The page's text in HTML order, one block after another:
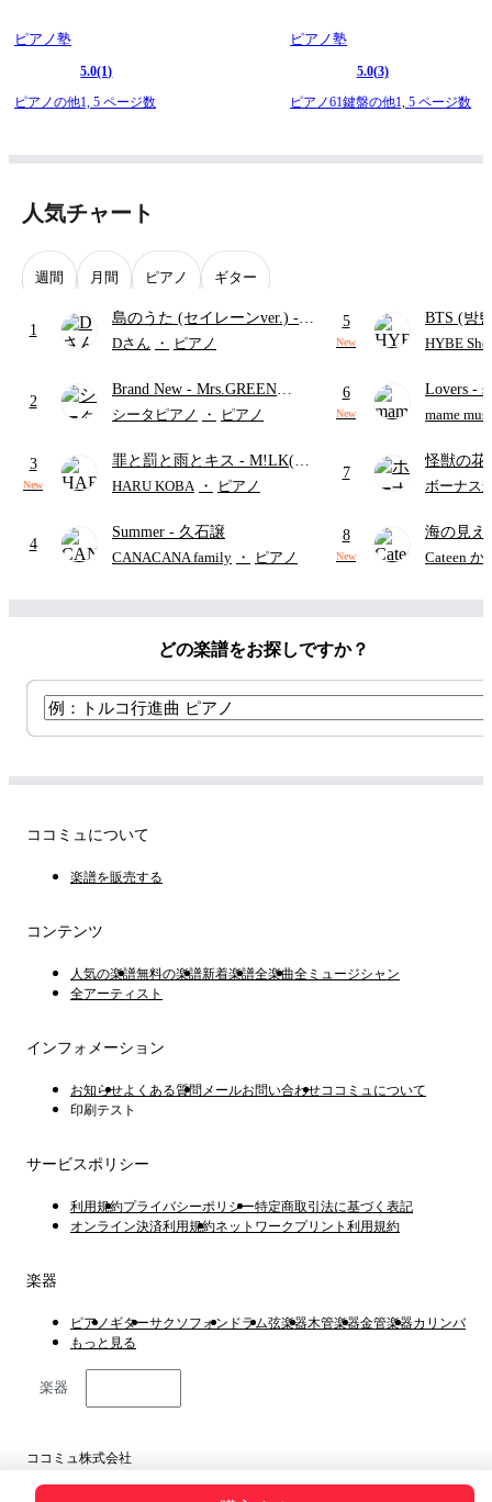
ピアノ塾
5.0(1)
ピアノの他1, 5 ページ数
ピアノ塾
5.0(3)
ピアノ61鍵盤の他1,5 ページ数
人気チャート
週間 月間 ピアノ ギター
1
島のうた (セイレーンver.) -
セイレーン(CV.鈴木みのり)
ード・ペダル付き/『映画ちい
かわ 人魚の島のひみつ』よ
Dさん ・ ピアノ
2
Brand New - Mrs.GREEN
APPLE
シータピアノ ・ ピアノ
3
New
罪と罰と雨とキス - M!LK(佐
野勇斗&吉田仁人)
HARU KOBA ・ ピアノ
4
Summer - 久石譲
CANACANA family ・ ピアノ
5
New
BTS (방
HYBE
6
New
Lovers -
ト)
mame
7
怪獣の
ードパー
ボーナス
8
New
海の見
Cateen か
どの楽譜をお探しですか？
ココミュについて
楽譜を販売する
コンテンツ
人気の楽譜無料の楽譜新着楽譜全楽曲全ミュージシャン
全アーティスト
インフォメーション
お知らせよくある質問 メールお問い合わせココミュについて
印刷テスト
サービスポリシー
利用規約プライバシーポリシー特定商取引法に基づく表記
オンライン決済利用規約ネットワークプリント利用規約
楽器
ピアノ ギターサクソフォン ドラム弦楽器木管楽器金管楽器カリンバ
もっと見る
楽器
ココミュ株式会社